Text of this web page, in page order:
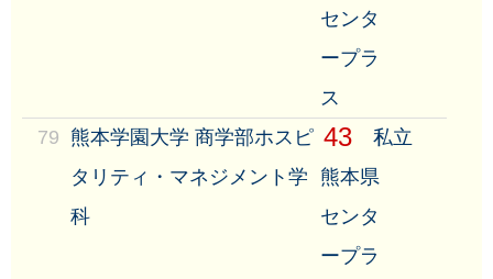
センタ
ープラ
ス
79 熊本学園大学 商学部ホスピ
タリティ・マネジメント学
科
43
私立
熊本県
センタ
ープラ